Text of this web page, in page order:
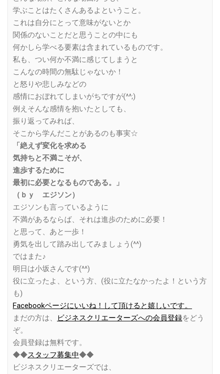
学ぶことはたくさんあるよということ。
これは自分にとって意味がないとか
関係のないことだと思うことの中にも
何かしら学べる要素は含まれているものです。
私も、つい何か不満に感じてしまうと
こんなの時間の無駄じゃないか！
と怒りや悲しみなどの
感情におぼれてしまいがちですが(^^;)
例えそんな感情を抱いたとしても、
振り返ってみれば、
そこから学んだことがあるのも事実☆
「絶えず変化を求める
気持ちと不満こそが、
進歩するために
最初に必要となるものである。」
（ｂｙ エジソン）
エジソンも言っているように
不満があるならば、それは進歩のために必要！
と思って、あと一歩！
勇気を出して踏み出してみましょう(^^)
ではまた♪
明日は小坂さんです(^^)
役に立ったよ、という方、(役に立たなかったよ！という方
も)
Facebookページにいいね！して頂けると嬉しいです。
まだの方は、
ビジネスクリエーターズへの会員登録をどう
ぞ。
会員登録は無料です。
◆◆スタッフ募集中◆◆
ビジネスクリエーターズでは、